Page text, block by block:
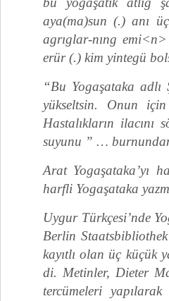
aya(ma)sun (.) anı
agrıglar-nıng
erür (.) kim yintegü
“Bu Yogaşataka adlı
yükseltsin. Onun
Hastalıkların
suyunu ” …
Arat Yogaşataka’yı
harfli Yogaşataka
Uygur Türkçesi’nde
Berlin
kayıtlı olan üç küçük
di. Metinler, Dieter
tercümeleri